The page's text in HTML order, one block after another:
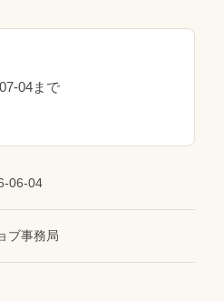
04まで
06-04
ブ事務局